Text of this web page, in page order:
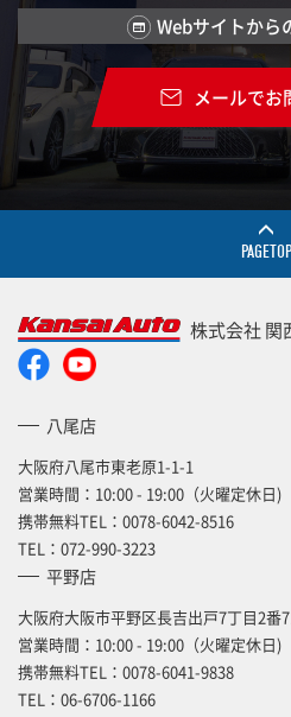
Webサイトから
メールでお
PAGETOP
株式会社 関
八尾店
大阪府八尾市東老原1-1-1
営業時間：10:00 - 19:00（火曜定休日)
携帯無料TEL： 0078-6042-8516
TEL： 072-990-3223
平野店
大阪府大阪市平野区長吉出戸7丁目2番
営業時間：10:00 - 19:00（火曜定休日)
携帯無料TEL： 0078-6041-9838
TEL： 06-6706-1166